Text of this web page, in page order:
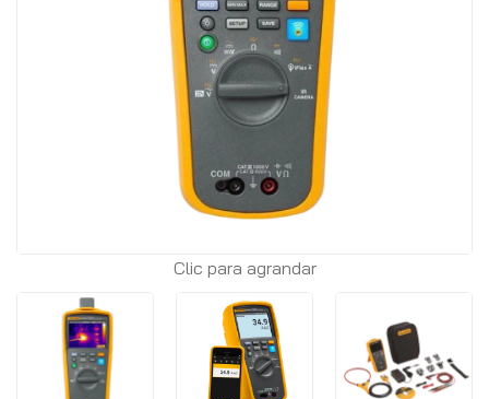
Clic para agrandar